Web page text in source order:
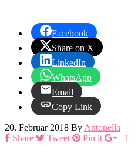
Facebook
Share on X
LinkedIn
WhatsApp
Email
Copy Link
20. Februar 2018 ByAntonella
Share
Tweet Pin it +1